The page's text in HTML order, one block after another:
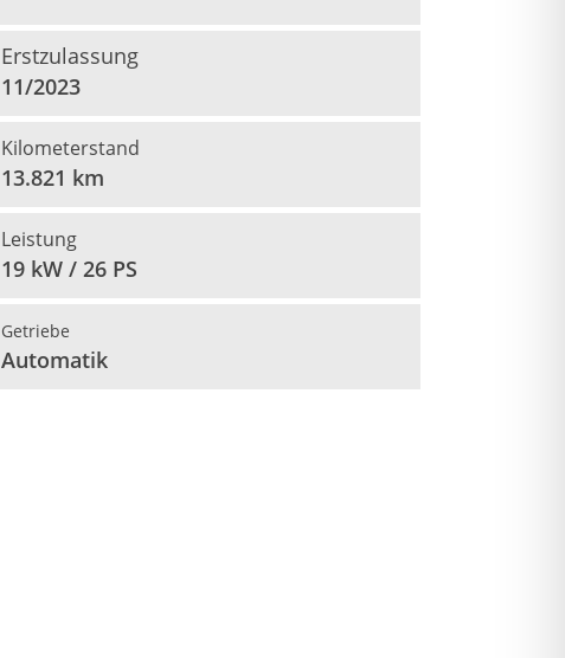
Erstzulassung
11/2023
Kilometerstand
13.821 km
Leistung
19 kW / 26 PS
Getriebe
Automatik